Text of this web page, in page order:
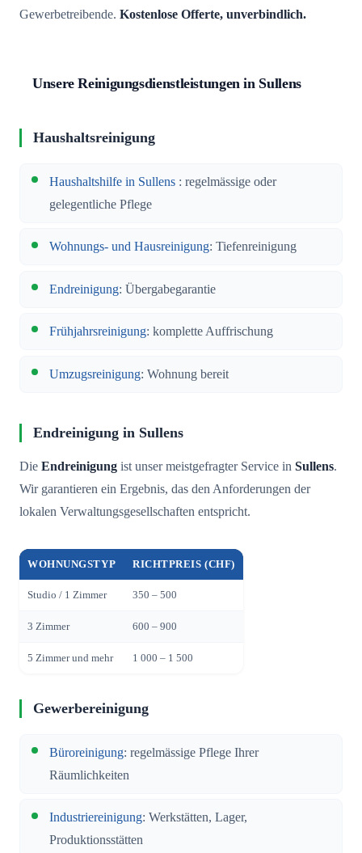
Gewerbetreibende. Kostenlose Offerte, unverbindlich.
Unsere Reinigungsdienstleistungen in Sullens
Haushaltsreinigung
Haushaltshilfe in Sullens : regelmässige oder
gelegentliche Pflege
Wohnungs- und Hausreinigung: Tiefenreinigung
Endreinigung: Übergabegarantie
Frühjahrsreinigung: komplette Auffrischung
Umzugsreinigung: Wohnung bereit
Endreinigung in Sullens
Die Endreinigung ist unser meistgefragter Service in Sullens.
Wir garantieren ein Ergebnis, das den Anforderungen der
lokalen Verwaltungsgesellschaften entspricht.
WOHNUNGSTYP RICHTPREIS (CHF)
Studio / 1 Zimmer 350 – 500
3 Zimmer 600 – 900
5 Zimmer und mehr 1 000 – 1 500
Gewerbereinigung
Büroreinigung: regelmässige Pflege Ihrer
Räumlichkeiten
Industriereinigung: Werkstätten, Lager,
Produktionsstätten